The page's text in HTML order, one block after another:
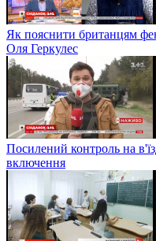
Як пояснити британцям
Оля Геркулес
Посилений контроль на
включення